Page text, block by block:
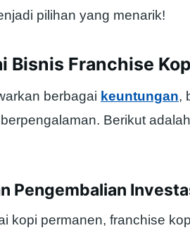
pilihan yang menarik!
Bisnis Franchise
berbagai keuntungan,
Berikut
Pengembalian
kopi permanen, franchise